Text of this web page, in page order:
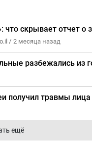
скрывает отчет о
/ 2 месяца назад
разбежались из
получил травмы лица
ещё